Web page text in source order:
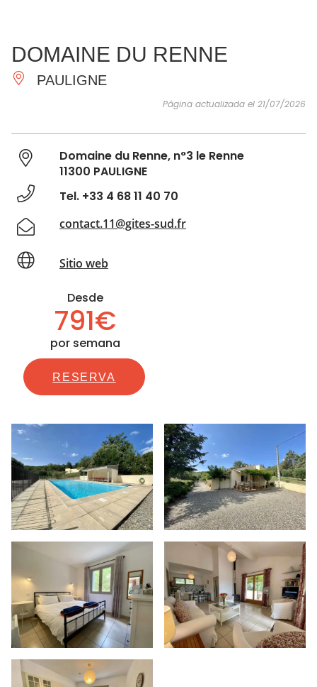
IMPRESCINDIBLES
HACER
INSPIRACIONES
DOMAINE DU RENNE
PAULIGNE
Página actualizada el 21/07/2026
Domaine du Renne, n°3 le Renne
11300 PAULIGNE
Tel. +33 4 68 11 40 70
contact.11@gites-sud.fr
Sitio web
Desde
791€
por semana
RESERVA